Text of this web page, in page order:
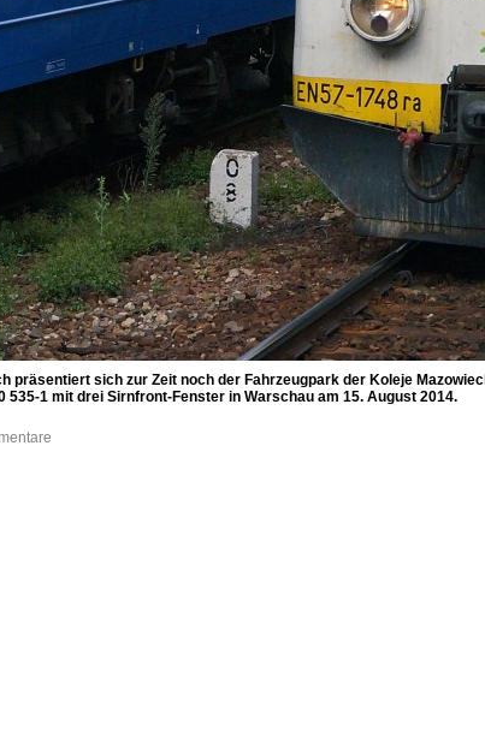
präsentiert sich zur Zeit noch der Fahrzeugpark der Koleje
1 mit drei Sirnfront-Fenster in Warschau am 15. August 2014.